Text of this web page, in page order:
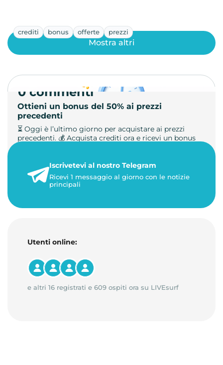
crediti bonus offerte prezzi
Ottieni un bonus del 50% ai prezzi
precedenti
⏳ Oggi è l’ultimo giorno per acquistare ai prezzi
precedenti. 💰 Acquista crediti ora e ricevi un bonus
23 maggio 2026
1 minuto di lettura
Mostra altri
0 commenti
Iscrivetevi al nostro Telegram
Ricevi 1 messaggio al giorno con le notizie
principali
Utenti online:
e altri 16 registrati e 609 ospiti ora su LIVEsurf